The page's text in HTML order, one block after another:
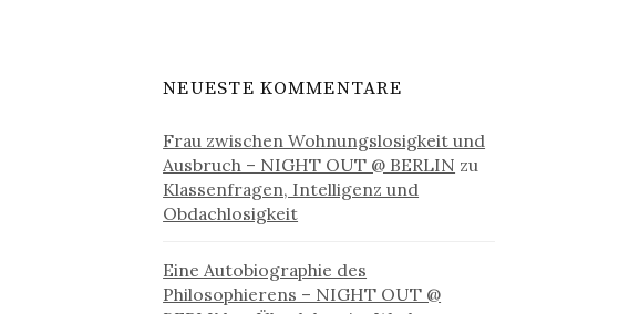
NEUESTE KOMMENTARE
Frau zwischen Wohnungslosigkeit und
Ausbruch – NIGHT OUT @ BERLIN zu
Klassenfragen, Intelligenz und
Obdachlosigkeit
Eine Autobiographie des
Philosophierens – NIGHT OUT @